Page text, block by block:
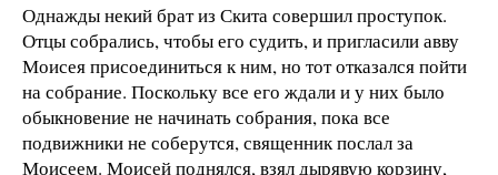
Однажды некий брат из Скита совершил проступок.
Отцы собрались, чтобы его судить, и пригласили авву
Моисея присоединиться к ним, но тот отказался пойти
на собрание. Поскольку все его ждали и у них было
обыкновение не начинать собрания, пока все
подвижники не соберутся, священник послал за
Моисеем. Моисей поднялся, взял дырявую корзину,